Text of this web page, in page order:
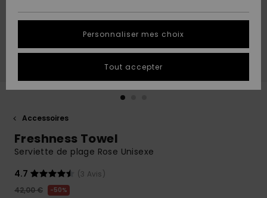
A
Découvrir
A
Découvrir
tailles
conversation
plus rapide
à votre
question.
Démarrer
QUIKSILVER
Accessoires
Freshness Towel
Serviette de plage Rose Unisexe
4.7
(3 Avis)
42,00 €
50%
Personnaliser mes choix
Tout accepter